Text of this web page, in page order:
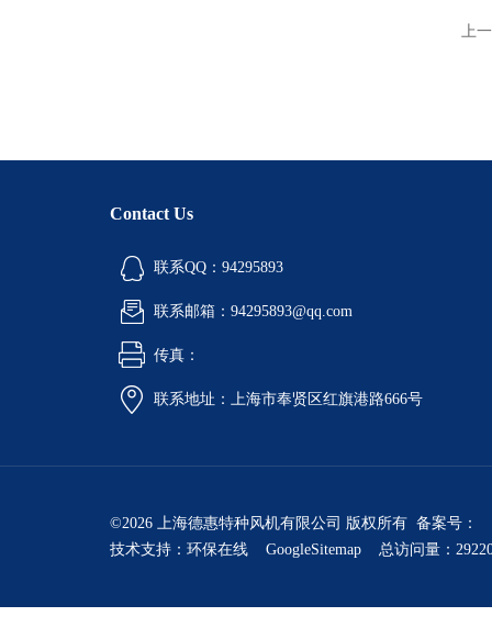
上
Contact Us
联系QQ：94295893
联系邮箱：94295893@qq.com
传真：
联系地址：上海市奉贤区红旗港路666号
©2026 上海德惠特种风机有限公司 版权所有 备案号：
技术支持： 环保在线 GoogleSitemap 总访问量：